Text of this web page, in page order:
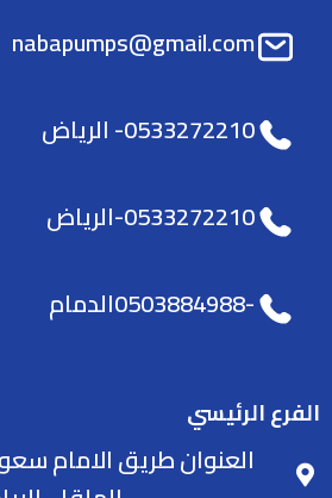
nabapumps@gmail.com
0533272210- الرياض
0533272210-الرياض
-0503884988الدمام
الفرع الرئيسي
العنوان طريق الامام